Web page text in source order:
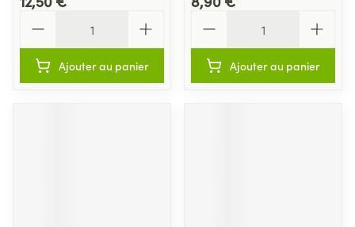
Ajouter au panier Ajouter au panier